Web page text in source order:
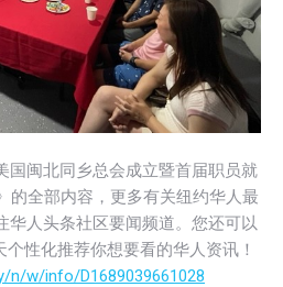
国闽北同乡总会成立暨首届职员就
的全部内容，更多有关纽约华人最
华人头条社区要闻频道。您还可以
性化推荐你想要看的华人资讯！
n/w/info/D1689039661028